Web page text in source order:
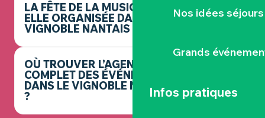
Nos idées séjours
Grands
Infos pratiques
LA FÊTE DE LA MUSIQUE EST-
ELLE ORGANISÉE DANS LE
VIGNOBLE NANTAIS ?
OÙ TROUVER L’AGENDA
COMPLET DES ÉVÉNEMENTS
DANS LE VIGNOBLE NANTAIS
?